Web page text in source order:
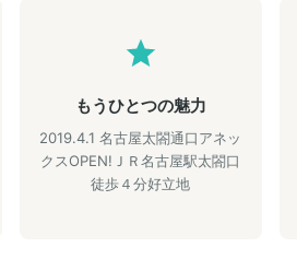
もうひとつの魅力
2019.4.1 名古屋太閤通口アネッ
クスOPEN!ＪＲ名古屋駅太閤口
徒歩４分好立地